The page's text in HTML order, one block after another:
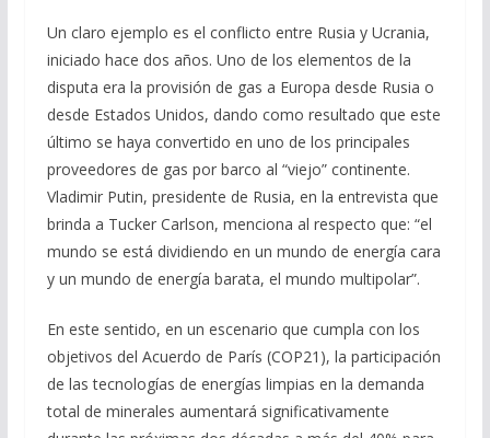
Un claro ejemplo es el conflicto entre Rusia y Ucrania,
iniciado hace dos años. Uno de los elementos de la
disputa era la provisión de gas a Europa desde Rusia o
desde Estados Unidos, dando como resultado que este
último se haya convertido en uno de los principales
proveedores de gas por barco al “viejo” continente.
Vladimir Putin, presidente de Rusia, en la entrevista que
brinda a Tucker Carlson, menciona al respecto que: “el
mundo se está dividiendo en un mundo de energía cara
y un mundo de energía barata, el mundo multipolar”.
En este sentido, en un escenario que cumpla con los
objetivos del Acuerdo de París (COP21), la participación
de las tecnologías de energías limpias en la demanda
total de minerales aumentará significativamente